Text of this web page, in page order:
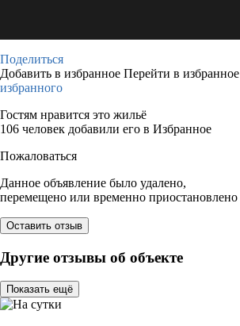
Поделиться
Добавить в избранное Перейти в избранное
избранного
Гостям нравится это жильё
106 человек добавили его в Избранное
Пожаловаться
Данное объявление было удалено,
перемещено или временно приостановлено
Оставить отзыв
Другие отзывы об объекте
Показать ещё